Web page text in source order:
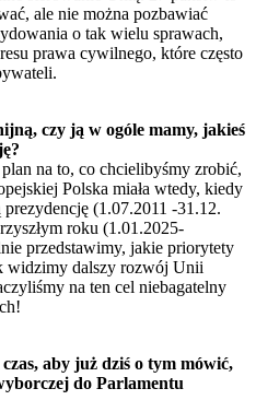
ale nie można pozbawiać
o tak wielu sprawach,
prawa cywilnego, które często
czy ją w ogóle mamy, jakieś
na to, co chcielibyśmy zrobić,
Polska miała wtedy, kiedy
(1.07.2011 -31.12.
roku (1.01.2025-
przedstawimy, jakie priorytety
widzimy dalszy rozwój Unii
na ten cel niebagatelny
aby już dziś o tym mówić,
do Parlamentu